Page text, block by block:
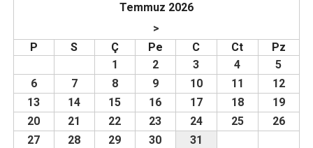
Temmuz 2026
>
P
S Ç Pe C Ct
Pz
1
2 3 4
5
6
7 8 9 10 11
12
13
14 15 16 17 18
19
20
21 22 23 24 25
26
27
28 29 30 31